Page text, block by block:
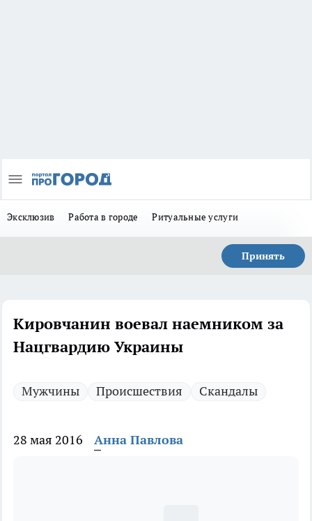
Эксклюзив Работа в городе Ритуальные услуги
Принять
Кировчанин воевал наемником за
Нацгвардию Украины
Мужчины Происшествия Скандалы
28 мая 2016 Анна Павлова